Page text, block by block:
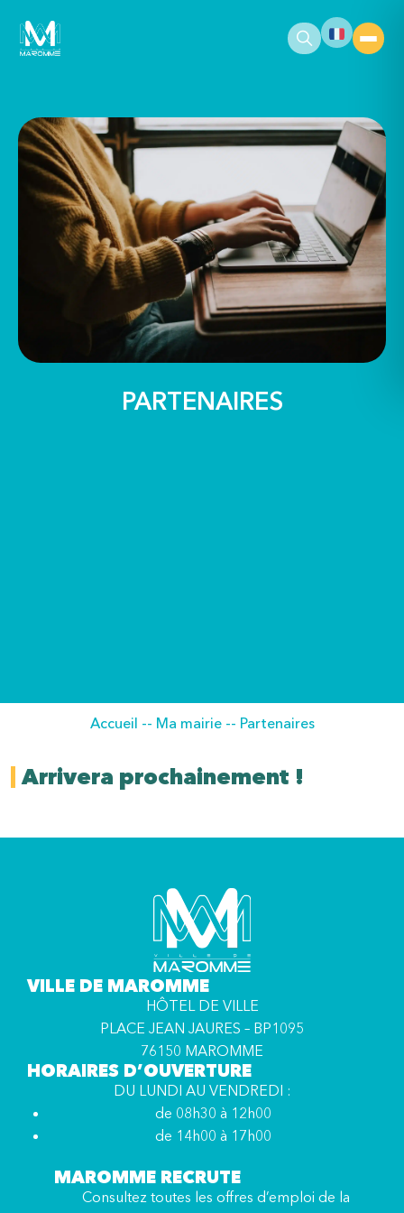
principal
PARTENAIRES
Accueil -- Ma mairie-- Partenaires
Arrivera prochainement !
VILLE DE MAROMME
HÔTEL DE VILLE
PLACE JEAN JAURES – BP1095
76150 MAROMME
HORAIRES D’OUVERTURE
DU LUNDI AU VENDREDI :
de 08h30 à 12h00
de 14h00 à 17h00
MAROMME RECRUTE
Consultez toutes les offres d’emploi de la